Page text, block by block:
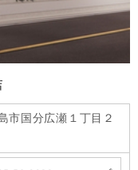
市国分広瀬１丁目２